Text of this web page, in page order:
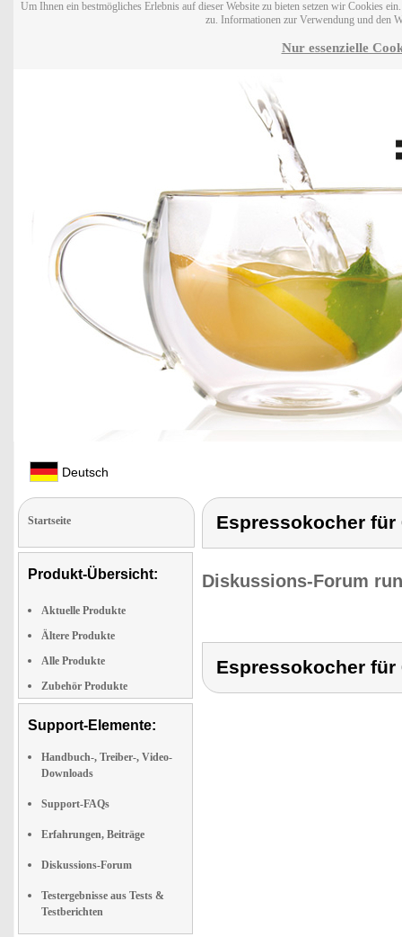
Um Ihnen ein bestmögliches Erlebnis auf dieser Website zu bieten setzen wir Cookies
zu. Informationen zur Verwendung und den
Nur essenzielle
Deutsch
Startseite
Produkt-Übersicht:
Aktuelle Produkte
Ältere Produkte
Alle Produkte
Zubehör Produkte
Support-Elemente:
Handbuch-, Treiber-, Video-
Downloads
Support-FAQs
Erfahrungen, Beiträge
Diskussions-Forum
Testergebnisse aus Tests &
Testberichten
Espressokocher
Diskussions-Forum
Espressokocher